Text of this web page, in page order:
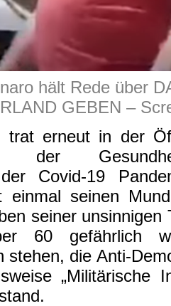
hält Rede über
GEBEN –
trat erneut in der
der
der Covid-19
einmal seinen
seiner
60 gefährlich
stehen, die Anti-
„Militärische